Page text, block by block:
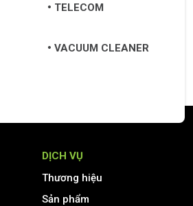
TELECOM
VACUUM CLEANER
DỊCH VỤ
Thương hiệu
Sản phẩm